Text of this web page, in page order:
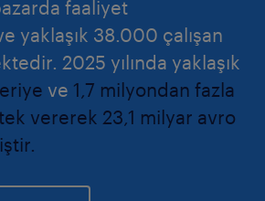
faaliyet
yaklaşık 38.000 çalışan
2025 yılında yaklaşık
ve 1,7 milyondan fazla
vererek 23,1 milyar avro